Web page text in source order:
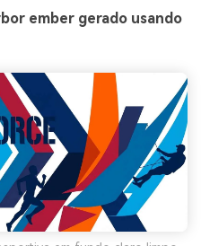
ember gerado usando